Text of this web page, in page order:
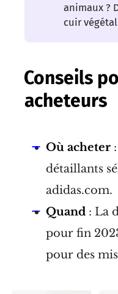
animaux ?
cuir
Conseils
acheteurs
Où acheter
détaillants
adidas.com.
Quand : La
pour fin
pour des